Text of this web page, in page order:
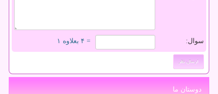
سوال: = ۴ بعلاوه ۱
دوستان ما